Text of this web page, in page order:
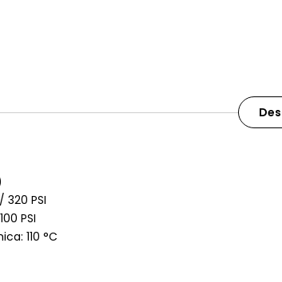
320 PSI
PSI
110 °C